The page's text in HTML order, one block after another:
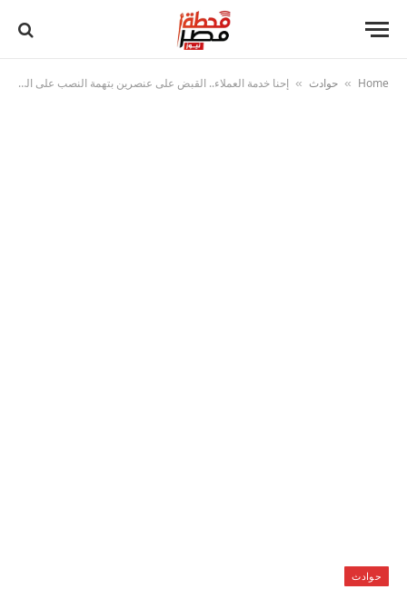
Home
» حوادث » إحنا خدمة العملاء.. القبض على عنصرين بتهمة النصب على المواطنين والاستيلاء على أموالهم بالمنيا
حوادث